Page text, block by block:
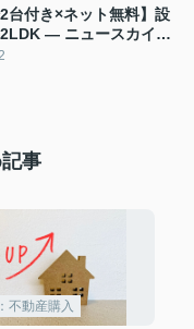
2台付き×ネット無料】設
― ニュースカイタ
号室（中部屋）
事
不動産購入